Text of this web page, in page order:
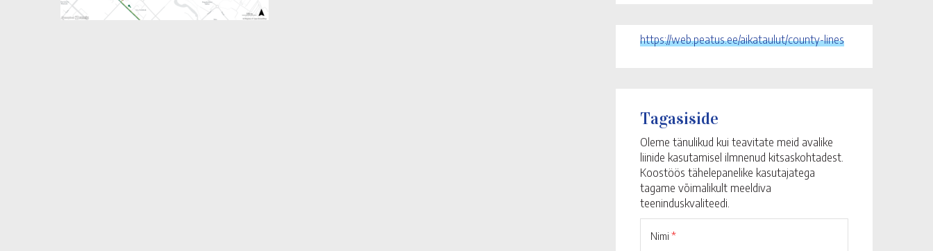
https://web.peatus.ee/aikataulut/county-lines
Tagasiside
Oleme tänulikud kui teavitate meid avalike
liinide kasutamisel ilmnenud kitsaskohtadest.
Koostöös tähelepanelike kasutajatega
tagame võimalikult meeldiva
teeninduskvaliteedi.
Nimi *